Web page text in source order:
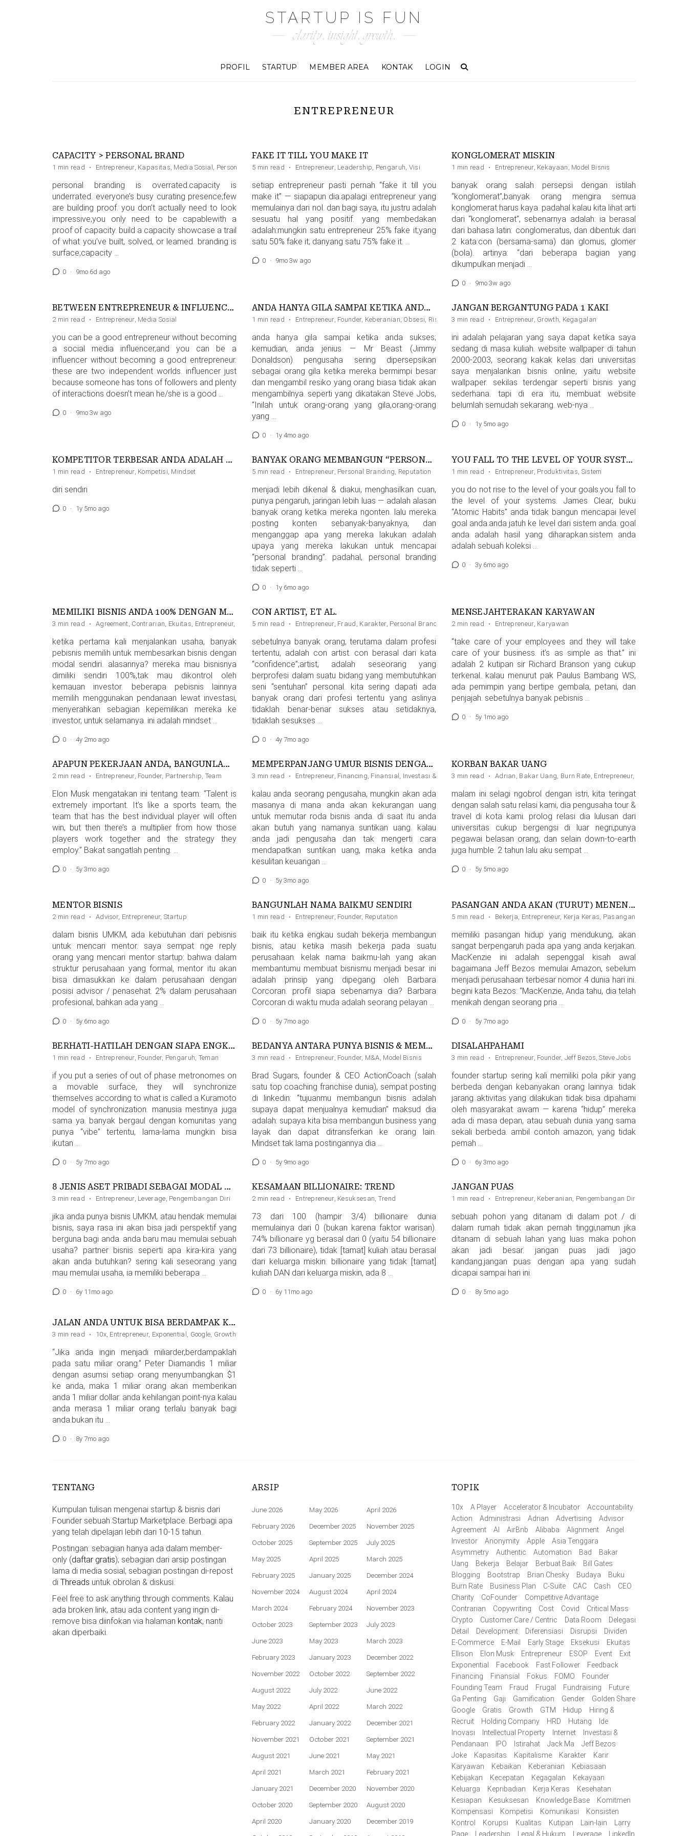
STARTUP IS FUN
clarity. insight. growth.
PROFIL STARTUP MEMBER AREA KONTAK LOGIN
ENTREPRENEUR
CAPACITY > PERSONAL BRAND
1 min read · Entrepreneur, Kapasitas, Media Sosial , Personal Branding
personal branding is overrated.capacity is
underrated. everyone’s busy curating presence;few
are building proof. you don’t actually need to look
impressive;you only need to be capablewith a
proof of capacity. build a capacity showcase a trail
of what you’ve built, solved, or leamed. branding is
surface;capacity …
0 · 9mo 6d ago
FAKE IT TILL YOU MAKE IT
5 min read · Entrepreneur, Leadership, Pengaruh, Visi
setiap entrepreneur pasti pernah “fake it till you
make it” — siapapun dia.apalagi entrepreneur yang
memulainya dari nol. dan bagi saya, itu justru adalah
sesuatu hal yang positif. yang membedakan
adalah:mungkin satu entrepreneur 25% fake it;yang
satu 50% fake it; danyang satu 75% fake it. …
0 · 9mo 3w ago
KONGLOMERAT MISKIN
1 min read · Entrepreneur, Kekayaan , Model Bisnis
banyak orang salah persepsi dengan istilah
“konglomerat”,banyak orang mengira semua
konglomerat harus kaya. padahal kalau kita lihat arti
dari “konglomerat”, sebenarnya adalah: ia berasal
dari bahasa latin: conglomeratus, dan dibentuk dari
2 kata:con (bersama-sama) dan glomus, glomer
(bola). artinya: “dari beberapa bagian yang
dikumpulkan menjadi …
0 · 9mo 3w ago
BETWEEN ENTREPRENEUR & INFLUENCER
2 min read · Entrepreneur, Media Sosial
you can be a good entrepreneur without becoming
a social media influencer,and you can be a
influencer without becoming a good entrepreneur.
these are two independent worlds. influencer just
because someone has tons of followers and plenty
of interactions doesn’t mean he/she is a good …
0 · 9mo 3w ago
ANDA HANYA GILA SAMPAI KETIKA ANDA SUKSES
1 min read · Entrepreneur, Founder, Keberanian, Obsesi, Risiko
anda hanya gila sampai ketika anda sukses;
kemudian, anda jenius — Mr Beast (Jimmy
Donaldson) pengusaha sering dipersepsikan
sebagai orang gila ketika mereka bermimpi besar
dan mengambil resiko yang orang biasa tidak akan
mengambilnya. seperti yang dikatakan Steve Jobs,
“Inilah untuk orang-orang yang gila,orang-orang
yang …
0 · 1y 4mo ago
JANGAN BERGANTUNG PADA 1 KAKI
3 min read · Entrepreneur, Growth, Kegagalan
ini adalah pelajaran yang saya dapat ketika saya
sedang di masa kuliah. website wallpaper di tahun
2000-2003, seorang kakak kelas dari universitas
saya menjalankan bisnis online, yaitu website
wallpaper. sekilas terdengar seperti bisnis yang
sederhana. tapi di era itu, membuat website
belumlah semudah sekarang. web-nya …
0 · 1y 5mo ago
KOMPETITOR TERBESAR ANDA ADALAH …..
1 min read · Entrepreneur, Kompetisi, Mindset
diri sendiri
0 · 1y 5mo ago
BANYAK ORANG MEMBANGUN “PERSONAL BRANDING” DENGAN CARA SALAH
5 min read · Entrepreneur, Personal Branding, Reputation
menjadi lebih dikenal & diakui, menghasilkan cuan,
punya pengaruh, jaringan lebih luas — adalah alasan
banyak orang ketika mereka ngonten. lalu mereka
posting konten sebanyak-banyaknya, dan
menganggap apa yang mereka lakukan adalah
upaya yang mereka lakukan untuk mencapai
“personal branding”. padahal, personal branding
tidak seperti …
0 · 1y 6mo ago
YOU FALL TO THE LEVEL OF YOUR SYSTEMS
1 min read · Entrepreneur, Produktivitas, Sistem
you do not rise to the level of your goals.you fall to
the level of your systems. James Clear, buku
“Atomic Habits” anda tidak bangun mencapai level
goal anda.anda jatuh ke level dari sistem anda. goal
anda adalah hasil yang diharapkan.sistem anda
adalah sebuah koleksi …
0 · 3y 6mo ago
MEMILIKI BISNIS ANDA 100% DENGAN MENGGUNAKAN MODAL INVESTOR
3 min read · Agreement, Contrarian, Ekuitas, Entrepreneur, Founder,Investasi & Pendanaan
ketika pertama kali menjalankan usaha, banyak
pebisnis memilih untuk membesarkan bisnis dengan
modal sendiri. alasannya? mereka mau bisnisnya
dimiliki sendiri 100%,tak mau dikontrol oleh
kemauan investor. beberapa pebisnis lainnya
memilih menggunakan pendanaan lewat investasi,
menyerahkan sebagian kepemilikan mereka ke
investor, untuk selamanya. ini adalah mindset …
0 · 4y 2mo ago
CON ARTIST, ET AL.
5 min read · Entrepreneur, Fraud , Karakter, Personal Branding Public Figure Steve Jobs
sebetulnya banyak orang, terutama dalam profesi
tertentu, adalah con artist. con berasal dari kata
“confidence”;artist, adalah seseorang yang
berprofesi dalam suatu bidang yang membutuhkan
seni “sentuhan” personal. kita sering dapati ada
banyak orang dari profesi tertentu yang aslinya
tidaklah benar-benar sukses atau setidaknya,
tidaklah sesukses …
0 · 4y 7mo ago
MENSEJAHTERAKAN KARYAWAN
2 min read · Entrepreneur, Karyawan
“take care of your employees and they will take
care of your business. it’s as simple as that.” ini
adalah 2 kutipan sir Richard Branson yang cukup
terkenal. kalau menurut pak Paulus Bambang WS,
ada pemimpin yang bertipe gembala, petani, dan
penjajah. sebetulnya banyak pebisnis …
0 · 5y 1mo ago
APAPUN PEKERJAAN ANDA, BANGUNLAH TEAM
2 min read · Entrepreneur, Founder, Partnership, Team
Elon Musk mengatakan ini tentang team: “Talent is
extremely important. It’s like a sports team, the
team that has the best individual player will often
win, but then there’s a multiplier from how those
players work together and the strategy they
employ.” Bakat sangatlah penting. …
0 · 5y 3mo ago
MEMPERPANJANG UMUR BISNIS DENGAN PENDANAAN / FINANCING
3 min read · Entrepreneur, Financing, Finansial , Investasi & Pendanaan
kalau anda seorang pengusaha, mungkin akan ada
masanya di mana anda akan kekurangan uang
untuk memutar roda bisnis anda. di saat itu anda
akan butuh yang namanya suntikan uang. kalau
anda jadi pengusaha dan tak mengerti cara
mendapatkan suntikan uang, maka ketika anda
kesulitan keuangan …
0 · 5y 3mo ago
KORBAN BAKAR UANG
3 min read · Adrian , Bakar Uang, Burn Rate, Entrepreneur,
malam ini selagi ngobrol dengan istri, kita teringat
dengan salah satu relasi kami, dia pengusaha tour &
travel di kota kami. prolog relasi dia lulusan dari
universitas cukup bergengsi di luar negri,punya
pegawai belasan orang, dan selain down-to-earth
juga humble. 2 tahun lalu aku sempat …
0 · 5y 5mo ago
MENTOR BISNIS
2 min read · Advisor, Entrepreneur, Startup
dalam bisnis UMKM, ada kebutuhan dari pebisnis
untuk mencari mentor. saya sempat nge reply
orang yang mencari mentor startup: bahwa dalam
struktur perusahaan yang formal, mentor itu akan
bisa dimasukkan ke dalam perusahaan dengan
posisi advisor / penasehat. 2% dalam perusahaan
profesional, bahkan ada yang …
0 · 5y 6mo ago
BANGUNLAH NAMA BAIKMU SENDIRI
1 min read · Entrepreneur, Founder, Reputation
baik itu ketika engkau sudah bekerja membangun
bisnis, atau ketika masih bekerja pada suatu
perusahaan. kelak nama baikmu-lah yang akan
membantumu membuat bisnismu menjadi besar. ini
adalah prinsip yang dipegang oleh Barbara
Corcoran. profil siapa sebenarnya dia? Barbara
Corcoran di waktu muda adalah seorang pelayan …
0 · 5y 7mo ago
PASANGAN ANDA AKAN (TURUT) MENENTUKAN KESUKSESAN ANDA
5 min read · Bekerja, Entrepreneur, Kerja Keras, Pasangan
memiliki pasangan hidup yang mendukung, akan
sangat berpengaruh pada apa yang anda kerjakan.
MacKenzie ini adalah sepenggal kisah awal
bagaimana Jeff Bezos memulai Amazon, sebelum
menjadi perusahaan terbesar nomor 4 dunia hari ini.
begini kata Bezos: “MacKenzie, Anda tahu, dia telah
menikah dengan seorang pria …
0 · 5y 7mo ago
BERHATI-HATILAH DENGAN SIAPA ENGKAU BERGAUL
1 min read · Entrepreneur, Founder, Pengaruh, Teman
if you put a series of out of phase metronomes on
a movable surface, they will synchronize
themselves according to what is called a Kuramoto
model of synchronization. manusia mestinya juga
sama ya. banyak bergaul dengan komunitas yang
punya “vibe” tertentu, lama-lama mungkin bisa
ikutan …
0 · 5y 7mo ago
BEDANYA ANTARA PUNYA BISNIS & MEMBANGUN BISNIS
3 min read · Entrepreneur, Founder, M&A, Model Bisnis
Brad Sugars, founder & CEO ActionCoach (salah
satu top coaching franchise dunia), sempat posting
di linkedin: “tujuanmu membangun bisnis adalah
supaya dapat menjualnya kemudian” maksud dia
adalah: supaya kita bisa membangun business yang
layak dan dapat ditransferkan ke orang lain.
Mindset tak lama postingannya dia …
0 · 5y 9mo ago
DISALAHPAHAMI
3 min read · Entrepreneur, Founder, Jeff Bezos,Steve Jobs
founder startup sering kali memiliki pola pikir yang
berbeda dengan kebanyakan orang lainnya. tidak
jarang aktivitas yang dilakukan tidak bisa dipahami
oleh masyarakat awam — karena “hidup” mereka
ada di masa depan, atau sebuah dunia yang sama
sekali berbeda. ambil contoh amazon, yang tidak
pemah …
0 · 6y 3mo ago
8 JENIS ASET PRIBADI SEBAGAI MODAL USAHA
3 min read · Entrepreneur, Leverage, Pengembangan Diri
jika anda punya bisnis UMKM, atau hendak memulai
bisnis, saya rasa ini akan bisa jadi perspektif yang
berguna bagi anda. anda baru mau memulai sebuah
usaha? partner bisnis seperti apa kira-kira yang
akan anda butuhkan? sering kali seseorang yang
mau memulai usaha, ia memiliki beberapa …
0 · 6y 11mo ago
KESAMAAN BILLIONAIRE: TREND
2 min read · Entrepreneur, Kesuksesan, Trend
73 dari 100 (hampir 3/4) billionaire dunia
memulainya dari 0 (bukan karena faktor warisan).
74% billionaire yg berasal dari 0 (yaitu 54 billionaire
dari 73 billionaire), tidak [tamat] kuliah atau berasal
dari keluarga miskin. billionaire yang tidak [tamat]
kuliah DAN dari keluarga miskin, ada 8 …
0 · 6y 11mo ago
JANGAN PUAS
1 min read · Entrepreneur, Keberanian, Pengembangan Diri
sebuah pohon yang ditanam di dalam pot / di
dalam rumah tidak akan pernah tinggi,namun jika
ditanam di sebuah lahan yang luas maka pohon
akan jadi besar. jangan puas jadi jago
kandang.jangan puas dengan apa yang sudah
dicapai sampai hari ini.
0 · 8y 5mo ago
JALAN ANDA UNTUK BISA BERDAMPAK KE 1 MILIAR ORANG
3 min read · 10x, Entrepreneur, Exponential , Google, Growth
“Jika anda ingin menjadi miliarder,berdampaklah
pada satu miliar orang.” Peter Diamandis 1 miliar
dengan asumsi setiap orang menyumbangkan $1
ke anda, maka 1 miliar orang akan memberikan
anda 1 miliar dollar. anda kehilangan point-nya kalau
anda merasa 1 miliar orang terlalu banyak bagi
anda.bukan itu …
0 · 8y 7mo ago
TENTANG
Kumpulan tulisan mengenai startup & bisnis dari
Founder sebuah Startup Marketplace. Berbagi apa
yang telah dipelajari lebih dari 10-15 tahun.
Postingan: sebagian hanya ada dalam member-
only (daftar gratis); sebagian dari arsip postingan
lama di media sosial; sebagian postingan di-repost
di Threads untuk obrolan & diskusi.
Feel free to ask anything through comments. Kalau
ada broken link, atau ada content yang ingin di-
remove bisa diinfokan via halaman kontak, nanti
akan diperbaiki.
ARSIP
June 2026 May 2026
April 2026
February 2026
December 2025
November 2025
October 2025
September 2025
July 2025
May 2025
April 2025
March 2025
February 2025
January 2025
December 2024
November 2024
August 2024
April 2024
March 2024
February 2024
November 2023
October 2023
September 2023
July 2023
June 2023
May 2023
March 2023
February 2023
January 2023
December 2022
November 2022
October 2022
September 2022
August 2022
July 2022
June 2022
May 2022
April 2022
March 2022
February 2022
January 2022
December 2021
November 2021
October 2021
September 2021
August 2021
June 2021
May 2021
April 2021
March 2021
February 2021
January 2021
December 2020
November 2020
October 2020
September 2020
August 2020
April 2020
January 2020
December 2019
TOPIK
10x A Player Accelerator & Incubator
Accountability
Action
Administrasi Adrian Advertising
Advisor
Agreement
AI AirBnb Alibaba Alignment
Angel
Investor
Anonymity Apple
Asia Tenggara
Asymmetry
Authentic Automation Bad
Bakar
Uang
Bekerja Belajar Berbuat Baik
Bill Gates
Blogging
Bootstrap Brian Chesky Budaya
Buku
Burn Rate
Business Plan C-Suite CAC Cash
CEO
Charity
CoFounder
Competitive Advantage
Contrarian
Copywriting Cost Covid
Critical Mass
Crypto
Customer Care / Centric Data Room
Delegasi
Detail
Development Diferensiasi Disrupsi
Dividen
E-Commerce
E-Mail Early Stage Eksekusi
Ekuitas
Ellison
Elon Musk Entrepreneur ESOP Event
Exit
Exponential
Facebook Fast Follower
Feedback
Financing
Finansial Fokus FOMO
Founder
Founding Team
Fraud Frugal Fundraising
Future
Ga Penting
Gaji Gamification Gender
Golden Share
Google
Gratis Growth GTM Hidup
Hiring &
Recruit
Holding Company HRD Hutang
Ide
Inovasi
Intellectual Property Internet
Investasi &
Pendanaan
IPO Istirahat Jack Ma
Jeff Bezos
Joke
Kapasitas Kapitalisme Karakter
Karir
Karyawan
Kebaikan Keberanian
Kebiasaan
Kebijakan
Kecepatan Kegagalan
Kekayaan
Keluarga
Kepribadian Kerja Keras
Kesehatan
Kesiapan
Kesuksesan Knowledge Base
Komitmen
Kompensasi
Kompetisi Komunikasi
Konsisten
Kontrol
Korupsi Kualitas Kutipan Lain-lain
Larry
Page
Leadership Legal & Hukum Leverage LinkedIn